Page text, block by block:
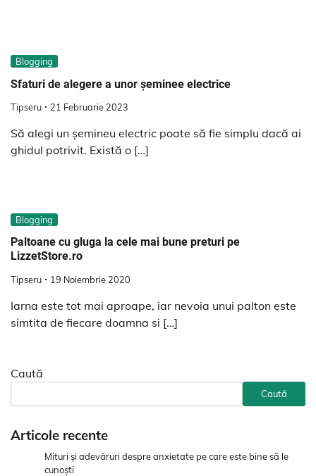
Blogging
Sfaturi de alegere a unor șeminee electrice
Tipseru 21 Februarie 2023
Să alegi un șemineu electric poate să fie simplu dacă ai
ghidul potrivit. Există o […]
Blogging
Paltoane cu gluga la cele mai bune preturi pe
LizzetStore.ro
Tipseru 19 Noiembrie 2020
Iarna este tot mai aproape, iar nevoia unui palton este
simtita de fiecare doamna si […]
Caută
Caută
Articole recente
Mituri și adevăruri despre anxietate pe care este bine să le
cunoști